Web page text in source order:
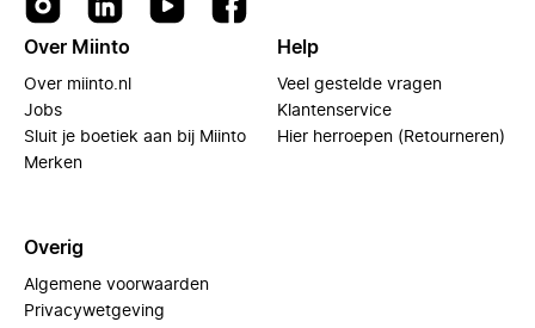
Over Miinto
Over miinto.nl
Jobs
Sluit je boetiek aan bij Miinto
Merken
Help
Veel gestelde vragen
Klantenservice
Hier herroepen (Retourneren)
Overig
Algemene voorwaarden
Privacywetgeving